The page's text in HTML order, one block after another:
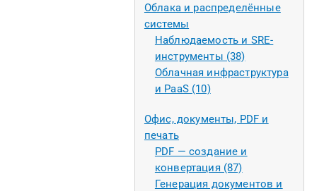
Облака и распределённые
системы
Наблюдаемость и SRE-
инструменты (38)
Облачная инфраструктура
и PaaS (10)
Офис, документы, PDF и
печать
PDF — создание и
конвертация (87)
Генерация документов и